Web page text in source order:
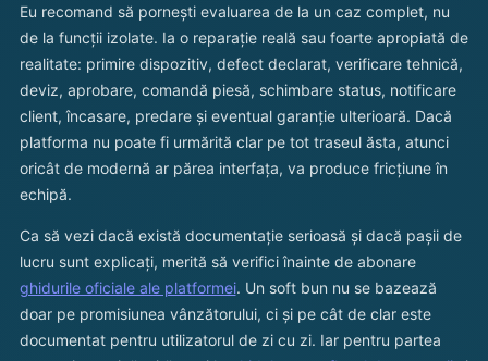
Eu recomand să pornești evaluarea de la un caz complet, nu
de la funcții izolate. Ia o reparație reală sau foarte apropiată de
realitate: primire dispozitiv, defect declarat, verificare tehnică,
deviz, aprobare, comandă piesă, schimbare status, notificare
client, încasare, predare și eventual garanție ulterioară. Dacă
platforma nu poate fi urmărită clar pe tot traseul ăsta, atunci
oricât de modernă ar părea interfața, va produce fricțiune în
echipă.
Ca să vezi dacă există documentație serioasă și dacă pașii de
lucru sunt explicați, merită să verifici înainte de abonare
ghidurile oficiale ale platformei. Un soft bun nu se bazează
doar pe promisiunea vânzătorului, ci și pe cât de clar este
documentat pentru utilizatorul de zi cu zi. Iar pentru partea